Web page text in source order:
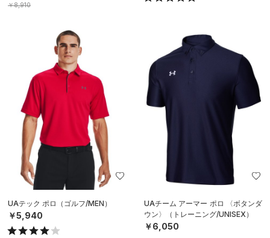
￥8,910
UAテック ポロ（ゴルフ/MEN）
￥5,940
UAチーム アーマー ポロ 〈ボタンダ
ウン〉（トレーニング/UNISEX）
￥6,050